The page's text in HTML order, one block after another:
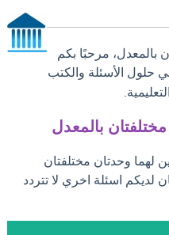
بالمعدل، مرحبًا بكم
حلول الأسئلة والكتب
بالمعدل
لهما وحدتان مختلفتان
لديكم اسئلة اخري لا تتردد